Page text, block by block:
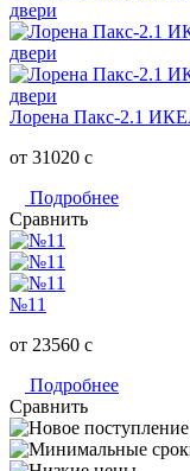
Лорена Пакс-2.1
от 31020 c
Подробнее
Сравнить
№11
от 23560 c
Подробнее
Сравнить